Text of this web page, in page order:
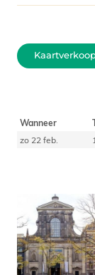
Wanneer
zo 22 feb.